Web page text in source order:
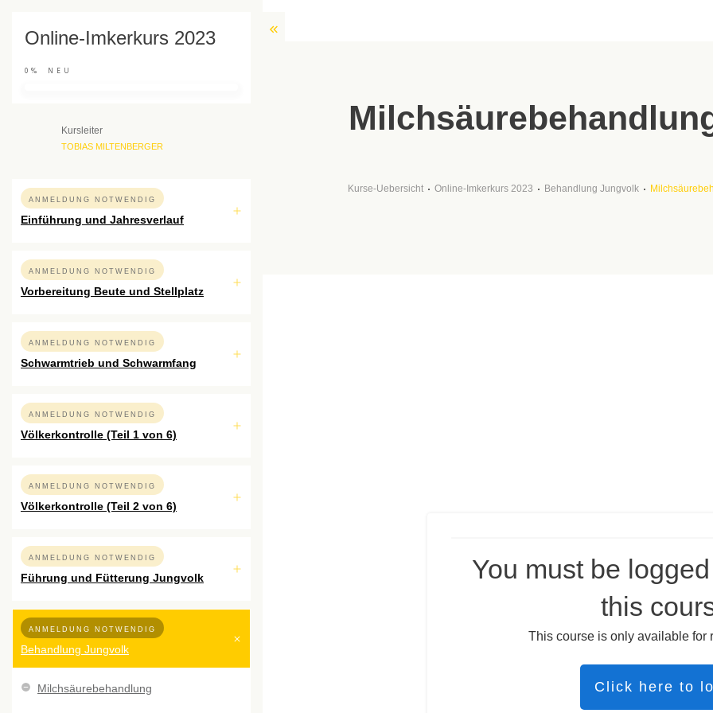
Kurse-Uebersicht Online-Imkerkurs 2023 Behandlung Jungvolk
You must be
this
This course is only available for
Click here to
Online-Imkerkurs 2023
0% NEU
Kursleiter
TOBIAS MILTENBERGER
ANMELDUNG NOTWENDIG
Einführung und Jahresverlauf
ANMELDUNG NOTWENDIG
Vorbereitung Beute und Stellplatz
ANMELDUNG NOTWENDIG
Schwarmtrieb und Schwarmfang
ANMELDUNG NOTWENDIG
Völkerkontrolle (Teil 1 von 6)
ANMELDUNG NOTWENDIG
Völkerkontrolle (Teil 2 von 6)
ANMELDUNG NOTWENDIG
Führung und Fütterung Jungvolk
ANMELDUNG NOTWENDIG
Behandlung Jungvolk
Milchsäurebehandlung